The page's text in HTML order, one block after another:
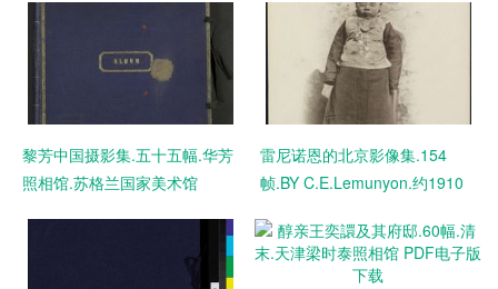
黎芳中国摄影集.五十五幅.华芳
照相馆.苏格兰国家美术馆
雷尼诺恩的北京影像集.154
帧.BY C.E.Lemunyon.约1910